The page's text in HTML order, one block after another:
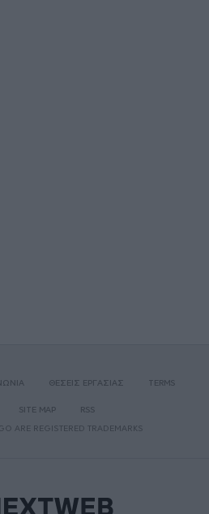
ΘΕΣΕΙΣ ΕΡΓΑΣΙΑΣ TERMS
SITE MAP
RSS
ARE REGISTERED TRADEMARKS